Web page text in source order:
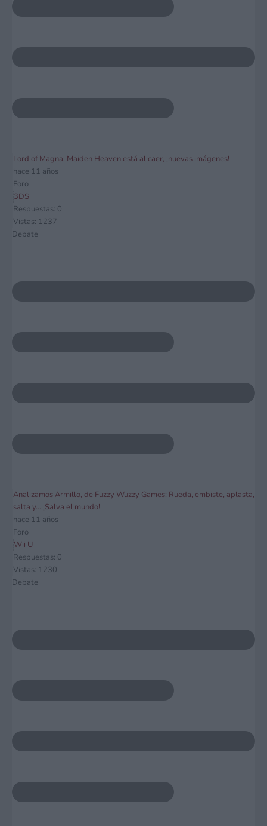
Lord of Magna: Maiden Heaven está al caer, ¡nuevas imágenes!
hace 11 años
Foro
3DS
Respuestas: 0
Vistas: 1237
Debate
Analizamos Armillo, de Fuzzy Wuzzy Games: Rueda, embiste, aplasta,
salta y... ¡Salva el mundo!
hace 11 años
Foro
Wii U
Respuestas: 0
Vistas: 1230
Debate